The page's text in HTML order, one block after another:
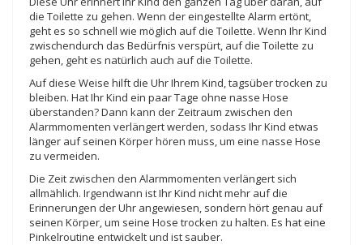
die Toilette zu gehen. Wenn der eingestellte Alarm ertönt,
geht es so schnell wie möglich auf die Toilette. Wenn Ihr Kind
zwischendurch das Bedürfnis verspürt, auf die Toilette zu
gehen, geht es natürlich auch auf die Toilette.
Auf diese Weise hilft die Uhr Ihrem Kind, tagsüber trocken zu
bleiben. Hat Ihr Kind ein paar Tage ohne nasse Hose
überstanden? Dann kann der Zeitraum zwischen den
Alarmmomenten verlängert werden, sodass Ihr Kind etwas
länger auf seinen Körper hören muss, um eine nasse Hose
zu vermeiden.
Die Zeit zwischen den Alarmmomenten verlängert sich
allmählich. Irgendwann ist Ihr Kind nicht mehr auf die
Erinnerungen der Uhr angewiesen, sondern hört genau auf
seinen Körper, um seine Hose trocken zu halten. Es hat eine
Pinkelroutine entwickelt und ist sauber.